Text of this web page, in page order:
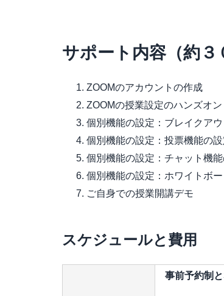
サポート内容（約３
ZOOMのアカウントの作成
ZOOMの授業設定のハンズオン
個別機能の設定：ブレイクア
個別機能の設定：投票機能の
個別機能の設定：チャット機
個別機能の設定：ホワイトボ
ご自身での授業開講デモ
スケジュールと費用
事前予約制